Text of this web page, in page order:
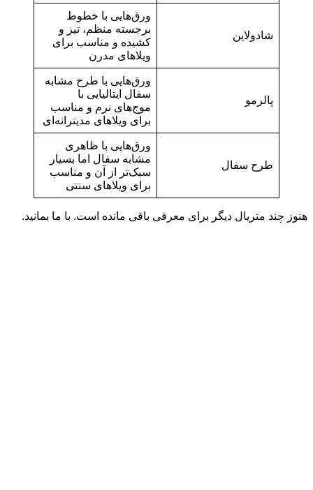
شادولاین
ورق‌هایی با خطوط
برجسته منظم، تیز و
کشیده و مناسب برای
ویلاهای مدرن
پالرمو
ورق‌هایی با طرح مشابه
سفال ایتالیایی با
موج‌های نرم و مناسب
برای ویلاهای مدیترانه‌ای
طرح سفال
ورق‌هایی با ظاهری
مشابه سفال اما بسیار
سبک‌تر از آن و مناسب
برای ویلاهای سنتی
چند متریال دیگر برای معرفی باقی مانده است. با ما بمانید.